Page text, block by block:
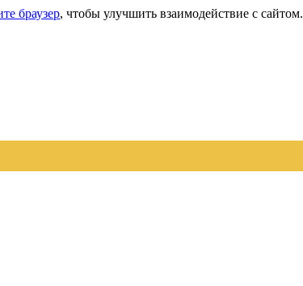
браузер, чтобы улучшить взаимодействие с сайтом.